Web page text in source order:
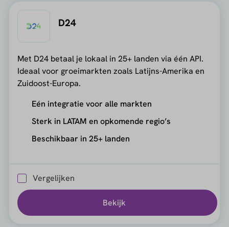
D24
Met D24 betaal je lokaal in 25+ landen via één API.
Ideaal voor groeimarkten zoals Latijns-Amerika en
Zuidoost-Europa.
Eén integratie voor alle markten
Sterk in LATAM en opkomende regio’s
Beschikbaar in 25+ landen
Vergelijken
Bekijk